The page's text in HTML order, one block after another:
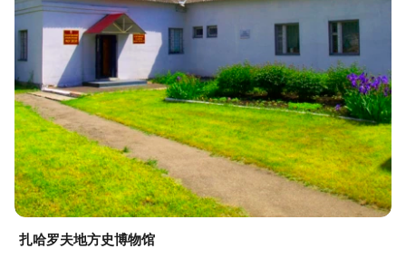
扎哈罗夫地方史博物馆